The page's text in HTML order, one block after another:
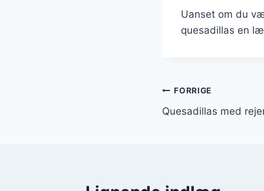
Uanset om du
quesadillas en
FORRIGE
Quesadillas med